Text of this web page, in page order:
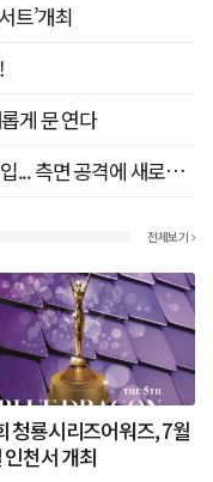
트’개최
게 문 연다
... 측면 공격에 새로운
전체보기
청룡시리즈어워즈, 7월
천서 개최